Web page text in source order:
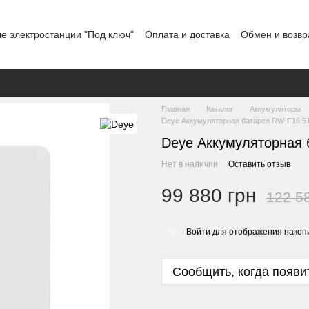
электростанции "Под ключ" Оплата и доставка
Обмен и
Главная Каталог
Аккумуляторы
Deye Аккумуляторная батарея RW-F16
Deye
Нет в наличии Оставить отзыв
99 880 грн 122
Войти для отображения
Сообщить, когда